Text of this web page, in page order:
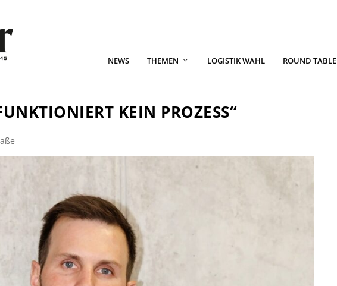
NEWS THEMEN LOGISTIK WAHL ROUND TABLE
KEIN PROZESS“